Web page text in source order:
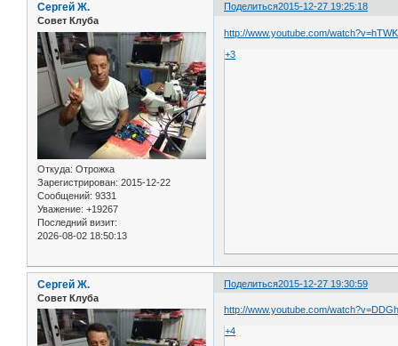
Поделиться2015-12-27 19:25:18
Сергей Ж.
Совет Клуба
Откуда: Отрожка
Зарегистрирован: 2015-12-22
Сообщений: 9331
Уважение: +19267
Последний визит:
2026-08-02 18:50:13
http://www.youtube.com/
+3
Поделиться2015-12-27 19:30:59
Сергей Ж.
Совет Клуба
http://www.youtube.com/
+4